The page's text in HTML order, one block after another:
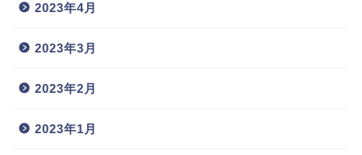
2023年4月
2023年3月
2023年2月
2023年1月